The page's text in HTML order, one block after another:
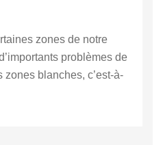
zones de notre
problèmes de
blanches, c’est-à-